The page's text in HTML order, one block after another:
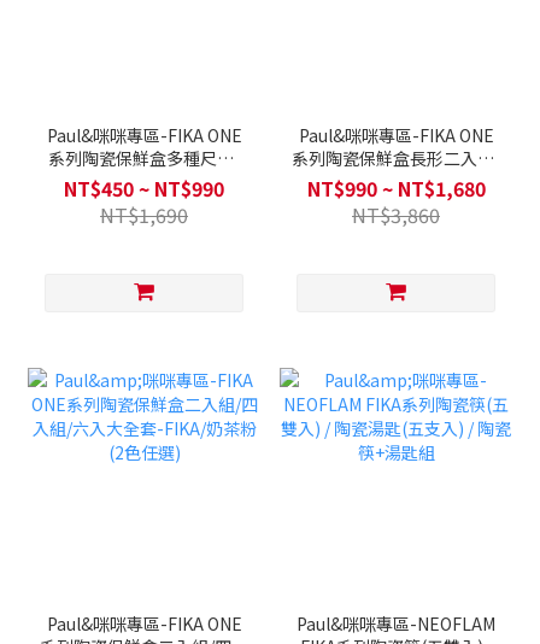
Paul&咪咪專區-FIKA ONE
系列陶瓷保鮮盒多種尺寸-
單入/ 圓形兩色可選 / 方形四
色可選
NT$450 ~ NT$990
NT$1,690
Paul&咪咪專區-FIKA ONE
系列陶瓷保鮮盒長形二入組/
方形二入組/大全套四入組-
FIKA/奶茶粉/淺沙色/暗夜灰
(4色任選)
NT$990 ~ NT$1,680
NT$3,860
Paul&咪咪專區-FIKA ONE
Paul&咪咪專區-NEOFLAM